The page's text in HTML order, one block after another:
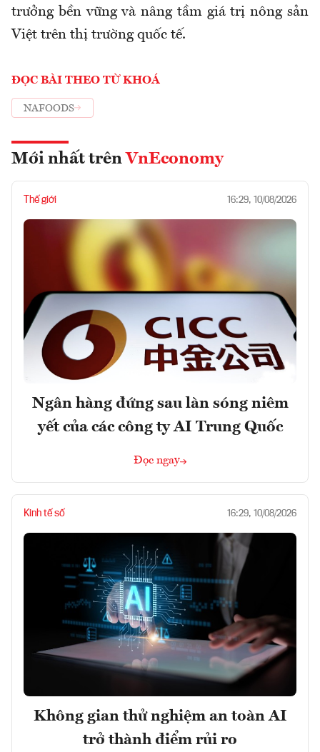
trưởng bền vững và nâng tầm giá trị nông sản
Việt trên thị trường quốc tế.
ĐỌC BÀI THEO TỪ KHOÁ
NAFOODS
Mới nhất trên VnEconomy
Thế giới 16:29, 10/08/2026
Ngân hàng đứng sau làn sóng niêm
yết của các công ty AI Trung Quốc
Đọc ngay
Kinh tế số 16:29, 10/08/2026
Không gian thử nghiệm an toàn AI
trở thành điểm rủi ro